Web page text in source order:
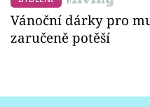
Vánoční dárky pro
zaručeně potěší